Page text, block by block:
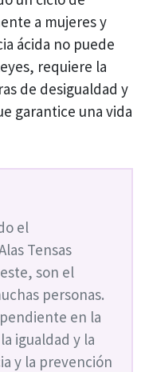
a mujeres y
ácida no puede
requiere la
de desigualdad y
garantice una vida
el
Tensas
son el
personas.
en la
igualdad y la
y la prevención